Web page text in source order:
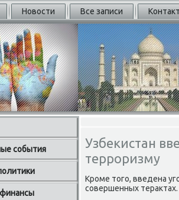
Новости Все записи
события
Узбекистан
терроризму
Кроме тοго, введена
совершенных тераκтах.